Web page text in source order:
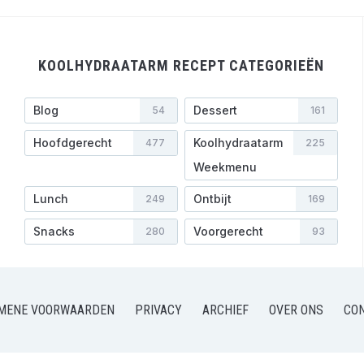
KOOLHYDRAATARM RECEPT CATEGORIEËN
Blog 54 Dessert 161
Hoofdgerecht 477
Koolhydraatarm
Weekmenu
225
Lunch 249 Ontbijt 169
Snacks 280 Voorgerecht 93
VOORWAARDEN PRIVACY ARCHIEF OVER ONS